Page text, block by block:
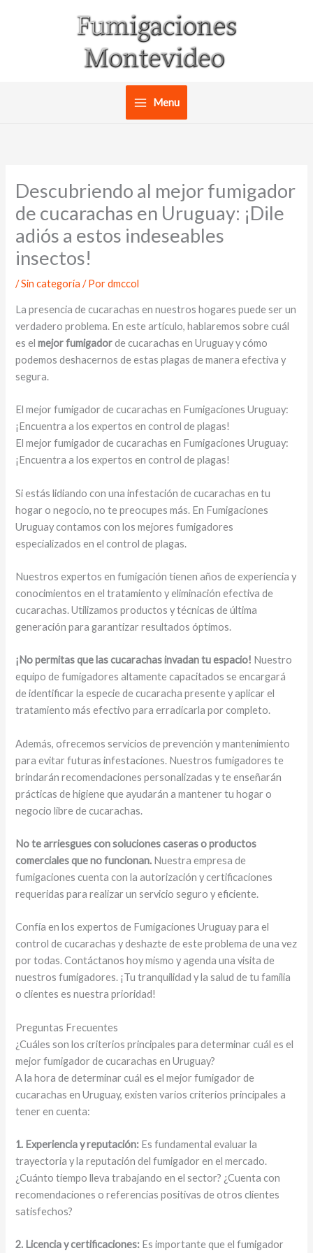
Menu
Descubriendo al mejor fumigador
de cucarachas en Uruguay: ¡Dile
adiós a estos indeseables
insectos!
/Sin categoría / Pordmccol
La presencia de cucarachas en nuestros hogares puede ser un
verdadero problema. En este artículo, hablaremos sobre cuál
es elmejor fumigadorde cucarachas en Uruguay y cómo
podemos deshacernos de estas plagas de manera efectiva y
segura.
El mejor fumigador de cucarachas en Fumigaciones Uruguay:
¡Encuentra a los expertos en control de plagas!
El mejor fumigador de cucarachas en Fumigaciones Uruguay:
¡Encuentra a los expertos en control de plagas!
Si estás lidiando con una infestación de cucarachas en tu
hogar o negocio, no te preocupes más. En Fumigaciones
Uruguay contamos con los mejores fumigadores
especializados en el control de plagas.
Nuestros expertos en fumigación tienen años de experiencia y
conocimientos en el tratamiento y eliminación efectiva de
cucarachas. Utilizamos productos y técnicas de última
generación para garantizar resultados óptimos.
¡No permitas que las cucarachas invadan tu espacio! Nuestro
equipo de fumigadores altamente capacitados se encargará
de identificar la especie de cucaracha presente y aplicar el
tratamiento más efectivo para erradicarla por completo.
Además, ofrecemos servicios de prevención y mantenimiento
para evitar futuras infestaciones. Nuestros fumigadores te
brindarán recomendaciones personalizadas y te enseñarán
prácticas de higiene que ayudarán a mantener tu hogar o
negocio libre de cucarachas.
No te arriesgues con soluciones caseras o productos
comerciales que no funcionan. Nuestra empresa de
fumigaciones cuenta con la autorización y certificaciones
requeridas para realizar un servicio seguro y eficiente.
Confía en los expertos de Fumigaciones Uruguay para el
control de cucarachas y deshazte de este problema de una vez
por todas. Contáctanos hoy mismo y agenda una visita de
nuestros fumigadores. ¡Tu tranquilidad y la salud de tu familia
o clientes es nuestra prioridad!
Preguntas Frecuentes
¿Cuáles son los criterios principales para determinar cuál es el
mejor fumigador de cucarachas en Uruguay?
A la hora de determinar cuál es el mejor fumigador de
cucarachas en Uruguay, existen varios criterios principales a
tener en cuenta:
1. Experiencia y reputación: Es fundamental evaluar la
trayectoria y la reputación del fumigador en el mercado.
¿Cuánto tiempo lleva trabajando en el sector? ¿Cuenta con
recomendaciones o referencias positivas de otros clientes
satisfechos?
2. Licencia y certificaciones: Es importante que el fumigador